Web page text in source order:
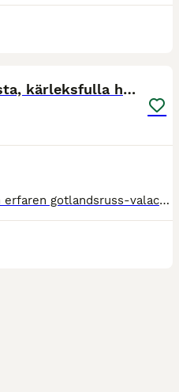
Dumle Ess söker sitt sista, kärleksfulla hem
Dumle Ess är en charmig och erfaren gotlandsruss-valack, född 2006 och ca 129 cm i mankhöjd. Efter många fina år inom både ponnytrav och ponnygalopp är det nu dags för honom att hitta sitt allra sista hem – ett hem där han får bli älskad och uppskattad för den han är. Dumle Ess passar bäst som sällskapshäst eller till en hästvan liten vuxen som vill njuta av lugna skogstu